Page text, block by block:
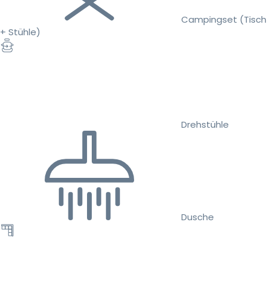
Campingset (Tisch
+ Stühle)
Drehstühle
Dusche